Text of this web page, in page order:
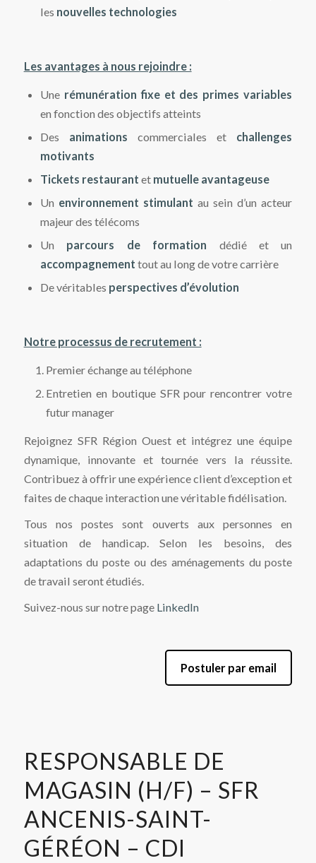
les nouvelles technologies
Les avantages à nous rejoindre :
Une rémunération fixe et des primes variables
en fonction des objectifs atteints
Des animations commerciales et challenges
motivants
Tickets restaurant et mutuelle avantageuse
Un environnement stimulant au sein d’un acteur
majeur des télécoms
Un parcours de formation dédié et un
accompagnement tout au long de votre carrière
De véritables perspectives d’évolution
Notre processus de recrutement :
Premier échange au téléphone
Entretien en boutique SFR pour rencontrer votre
futur manager
Rejoignez SFR Région Ouest et intégrez une équipe
dynamique, innovante et tournée vers la réussite.
Contribuez à offrir une expérience client d’exception et
faites de chaque interaction une véritable fidélisation.
Tous nos postes sont ouverts aux personnes en
situation de handicap. Selon les besoins, des
adaptations du poste ou des aménagements du poste
de travail seront étudiés.
Suivez-nous sur notre page LinkedIn
Postuler par email
RESPONSABLE DE
MAGASIN (H/F) – SFR
ANCENIS-SAINT-
GÉRÉON – CDI